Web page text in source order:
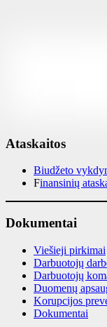
Ataskaitos
Biudžeto
Finansinių
Dokumentai
Viešieji pirkimai
Darbuotojų
Darbuotojų
Duomenų
Korupcijos
Dokumentai